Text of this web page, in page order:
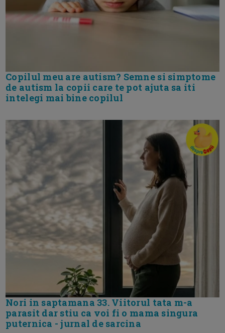
Copilul meu are autism? Semne si simptome
de autism la copii care te pot ajuta sa iti
intelegi mai bine copilul
Nori in saptamana 33. Viitorul tata m-a
parasit dar stiu ca voi fi o mama singura
puternica - jurnal de sarcina